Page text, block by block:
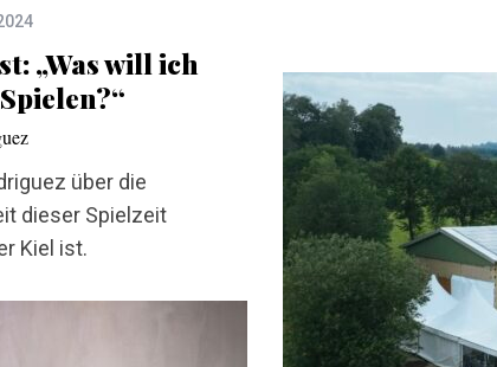
„Was will ich
über die
dieser Spielzeit
Kiel ist.